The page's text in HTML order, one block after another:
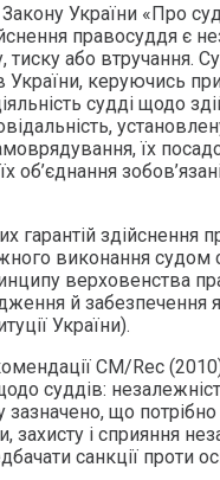
України «Про
правосуддя є
тиску або втручання.
України, керуючись
судді щодо
їх
об’єднання
гарантій
виконання судом
верховенства
й
України).
СМ/Rec
суддів:
що
захисту і сприяння
санкції проти